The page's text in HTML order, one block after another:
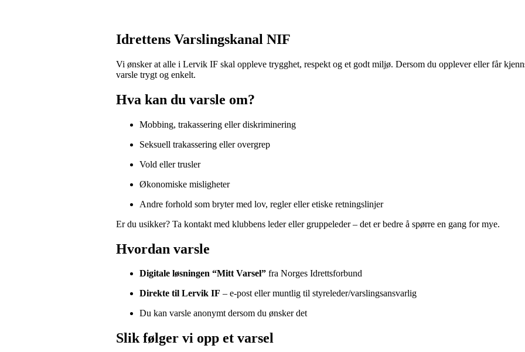
Idrettens Varslingskanal NIF
Vi ønsker at alle i Lervik IF skal oppleve trygghet, respekt og et godt miljø. Dersom du opplever eller får
varsle trygt og enkelt.
Hva kan du varsle om?
Mobbing, trakassering eller diskriminering
Seksuell trakassering eller overgrep
Vold eller trusler
Økonomiske misligheter
Andre forhold som bryter med lov, regler eller etiske retningslinjer
Er du usikker? Ta kontakt med klubbens leder eller gruppeleder – det er bedre å spørre en gang for mye.
Hvordan varsle
Digitale løsningen “Mitt Varsel” fra Norges Idrettsforbund
Direkte til Lervik IF – e-post eller muntlig til styreleder/varslingsansvarlig
Du kan varsle anonymt dersom du ønsker det
Slik følger vi opp et varsel